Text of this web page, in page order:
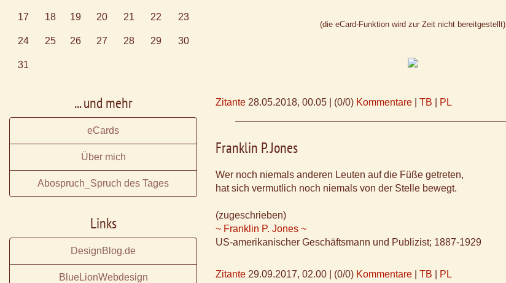
(die eCard-Funktion wird zur Zeit nicht bereitgestellt)
Zitante 28.05.2018, 00.05 (0/0) Kommentare TB PL
Franklin P. Jones
Wer noch niemals anderen Leuten auf die Füße getreten,
hat sich vermutlich noch niemals von der Stelle bewegt.
(zugeschrieben)
~ Franklin P. Jones ~
US-amerikanischer Geschäftsmann und Publizist; 1887-1929
Zitante 29.09.2017, 02.00 (0/0) Kommentare TB PL
17 18 19 20 21 22 23
24 25 26 27 28 29 30
31
... und mehr
eCards
Über mich
Abospruch_Spruch des Tages
Links
DesignBlog.de
BlueLionWebdesign